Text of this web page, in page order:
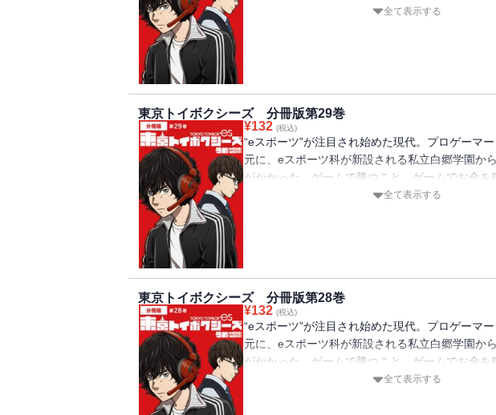
とする蓮。自分の生き方に悩む、ゲーム初心者の
全て表示する
東京トイボクシーズ 分冊版第29巻
¥132 (税込)
“eスポーツ”が注目され始めた現代。プロゲーマ
元に、eスポーツ科が新設される私立白郷学園か
がかかった。ゲームで勝つこと、ゲームでお金を
とする蓮。自分の生き方に悩む、ゲーム初心者の
全て表示する
東京トイボクシーズ 分冊版第28巻
¥132 (税込)
“eスポーツ”が注目され始めた現代。プロゲーマ
元に、eスポーツ科が新設される私立白郷学園か
がかかった。ゲームで勝つこと、ゲームでお金を
とする蓮。自分の生き方に悩む、ゲーム初心者の
全て表示する